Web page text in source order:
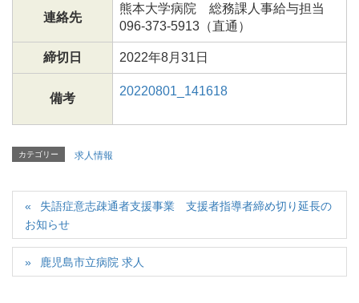
連絡先
熊本大学病院 総務課人事給与担当
096-373-5913（直通）
締切日 2022年8月31日
備考
20220801_141618
カテゴリー 求人情報
失語症意志疎通者支援事業 支援者指導者締め切り延長の
お知らせ
鹿児島市立病院 求人